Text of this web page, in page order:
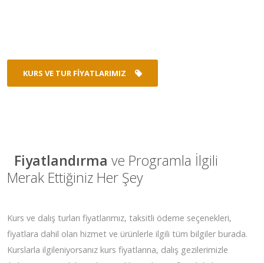
KURS VE TUR FIYATLARIMIZ
Fiyatlandırma ve Programla İlgili
Merak Ettiğiniz Her Şey
Kurs ve dalış turları fiyatlarımız, taksitli ödeme seçenekleri,
fiyatlara dahil olan hizmet ve ürünlerle ilgili tüm bilgiler burada.
Kurslarla ilgileniyorsanız kurs fiyatlarına, dalış gezilerimizle